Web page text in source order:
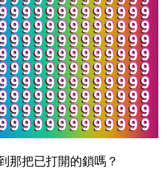
那把已打開的鎖嗎？